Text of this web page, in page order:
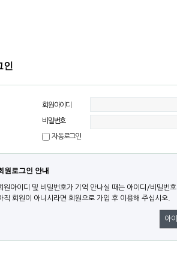
인
회원아이디
비밀번호
자동로그인
원로그인 안내
원아이디 및 비밀번호가 기억 안나실 때는 아이디/비밀번
직 회원이 아니시라면 회원으로 가입 후 이용해 주십시오.
아